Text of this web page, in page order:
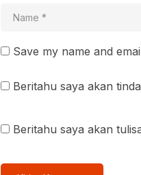
Save my name and
Beritahu saya akan
Beritahu saya akan